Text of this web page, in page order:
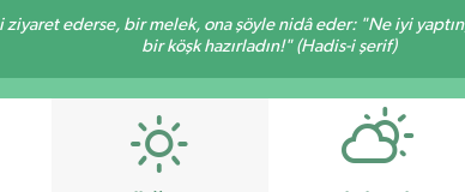
ziyaret ederse, bir melek, ona şöyle nidâ eder: "Ne iyi
bir köşk hazırladın!" (Hadis-i şerif)